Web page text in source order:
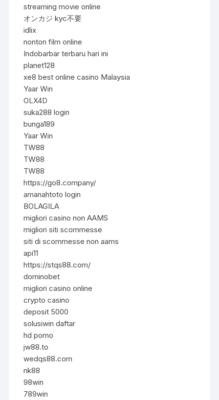
streaming movie online
オンカジ kyc不要
idlix
nonton film online
Indobarbar terbaru hari ini
planet128
xe8 best online casino Malaysia
Yaar Win
OLX4D
suka288 login
bunga189
Yaar Win
TW88
TW88
TW88
https://go8.company/
amanahtoto login
BOLAGILA
migliori casino non AAMS
migliori siti scommesse
siti di scommesse non aams
api11
https://stqs88.com/
dominobet
migliori casino online
crypto casino
deposit 5000
solusiwin daftar
hd porno
jw88.to
wedqs88.com
nk88
98win
789win